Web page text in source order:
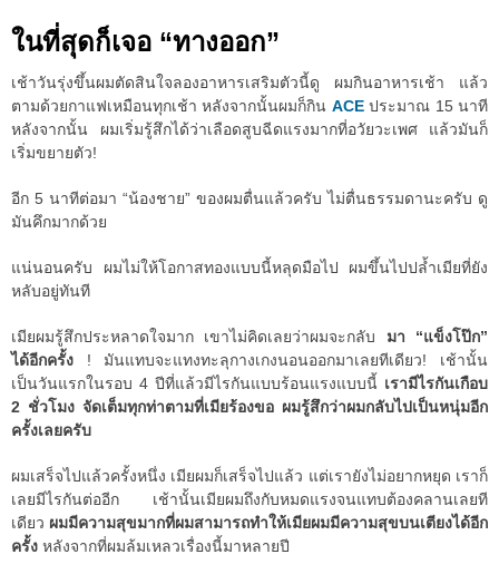
ในที่สุดก็เจอ “ทางออก”
เช้าวันรุ่งขึ้นผมตัดสินใจลองอาหารเสริมตัวนี้ดู ผมกินอาหารเช้า แล้ว
ตามด้วยกาแฟเหมือนทุกเช้า หลังจากนั้นผมก็กิน ACEประมาณ 15 นาที
หลังจากนั้น ผมเริ่มรู้สึกได้ว่าเลือดสูบฉีดแรงมากที่อวัยวะเพศ แล้วมันก็
เริ่มขยายตัว!
อีก 5 นาทีต่อมา “น้องชาย” ของผมตื่นแล้วครับ ไม่ตื่นธรรมดานะครับ ดู
มันคึกมากด้วย
แน่นอนครับ ผมไม่ให้โอกาสทองแบบนี้หลุดมือไป ผมขึ้นไปปล้ำเมียที่ยัง
หลับอยู่ทันที
เมียผมรู้สึกประหลาดใจมาก เขาไม่คิดเลยว่าผมจะกลับ มา “แข็งโป๊ก”
ได้อีกครั้ง ! มันแทบจะแทงทะลุกางเกงนอนออกมาเลยทีเดียว! เช้านั้น
เป็นวันแรกในรอบ 4 ปีที่แล้วมีไรกันแบบร้อนแรงแบบนี้ เรามีไรกันเกือบ
2 ชั่วโมง จัดเต็มทุกท่าตามที่เมียร้องขอ ผมรู้สึกว่าผมกลับไปเป็นหนุ่มอีก
ครั้งเลยครับ
ผมเสร็จไปแล้วครั้งหนึ่ง เมียผมก็เสร็จไปแล้ว แต่เรายังไม่อยากหยุด เราก็
เลยมีไรกันต่ออีก เช้านั้นเมียผมถึงกับหมดแรงจนแทบต้องคลานเลยที
เดียว ผมมีความสุขมากที่ผมสามารถทำให้เมียผมมีความสุขบนเตียงได้อีก
ครั้ง หลังจากที่ผมล้มเหลวเรื่องนี้มาหลายปี